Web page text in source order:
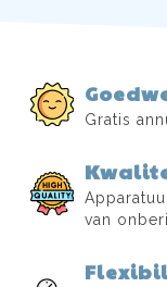
Gratis
van